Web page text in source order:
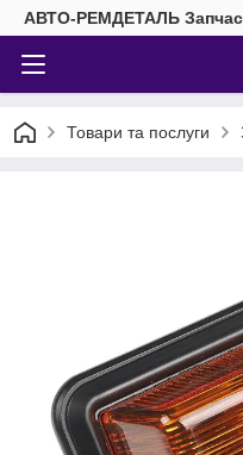
АВТО-РЕМДЕТАЛЬ
Товари та послуги